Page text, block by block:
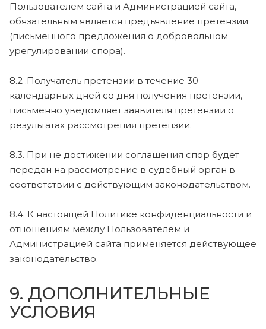
Пользователем сайта и Администрацией сайта,
обязательным является предъявление претензии
(письменного предложения о добровольном
урегулировании спора).
8.2 .Получатель претензии в течение 30
календарных дней со дня получения претензии,
письменно уведомляет заявителя претензии о
результатах рассмотрения претензии.
8.3. При не достижении соглашения спор будет
передан на рассмотрение в судебный орган в
соответствии с действующим законодательством.
8.4. К настоящей Политике конфиденциальности и
отношениям между Пользователем и
Администрацией сайта применяется действующее
законодательство.
9. ДОПОЛНИТЕЛЬНЫЕ
УСЛОВИЯ